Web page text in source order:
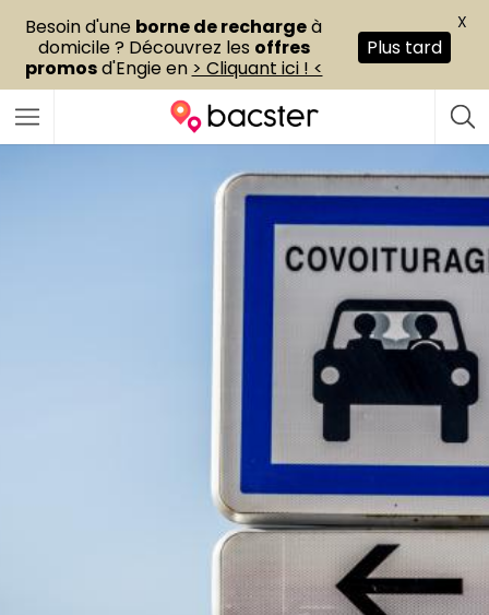
Besoin d'une borne de rechargeà
domicile ? Découvrez les offres
promosd'Engie en > Cliquant ici ! <
Plus tard
X